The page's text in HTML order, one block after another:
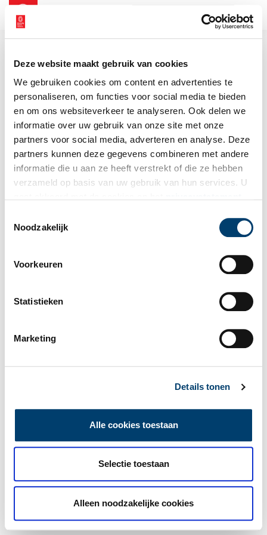
Deze website maakt gebruik van cookies
We gebruiken cookies om content en advertenties te
personaliseren, om functies voor social media te bieden
en om ons websiteverkeer te analyseren. Ook delen we
informatie over uw gebruik van onze site met onze
partners voor social media, adverteren en analyse. Deze
partners kunnen deze gegevens combineren met andere
informatie die u aan ze heeft verstrekt of die ze hebben
verzameld op basis van uw gebruik van hun services. U
Noodzakelijk
Voorkeuren
Statistieken
Marketing
Details tonen
Alle cookies toestaan
Selectie toestaan
Alleen noodzakelijke cookies